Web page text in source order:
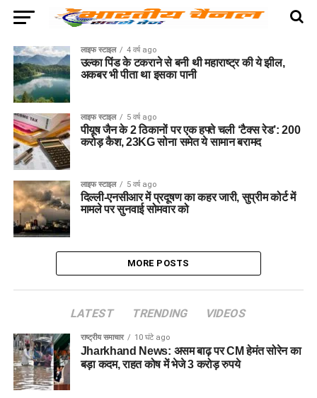
लाइफ स्टाइल 4 वर्ष ago
उल्का पिंड के टकराने से बनी थी महाराष्ट्र की ये झील,
अकबर भी पीता था इसका पानी
लाइफ स्टाइल 5 वर्ष ago
पीयूष जैन के 2 ठिकानों पर एक हफ्ते चली ‘टैक्स रेड’: 200
करोड़ कैश, 23KG सोना समेत ये सामान बरामद
लाइफ स्टाइल 5 वर्ष ago
दिल्ली-एनसीआर में प्रदूषण का कहर जारी, सुप्रीम कोर्ट में
मामले पर सुनवाई सोमवार को
MORE POSTS
LATEST TRENDING VIDEOS
राष्ट्रीय समाचार 10 घंटे ago
Jharkhand News: असम बाढ़ पर CM हेमंत सोरेन का
बड़ा कदम, राहत कोष में भेजे 3 करोड़ रुपये